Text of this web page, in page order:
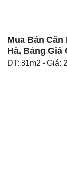
Mua Bán
Hà, Bảng Giá
DT: 81m2 - Giá: